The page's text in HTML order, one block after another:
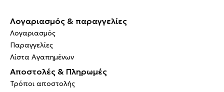
Λογαριασμός & παραγγελίες
Λογαριασμός
Παραγγελίες
Λίστα Αγαπημένων
Αποστολές & Πληρωμές
Τρόποι αποστολής